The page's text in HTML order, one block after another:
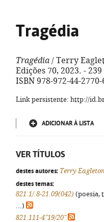
Tragédia
Tragédia / Terry
Edições 70, 2023. -
ISBN 978-972-44-2770-
Link persistente: http://
ADICIONAR À LISTA
VER TÍTULOS
destes autores: Terry
destes temas:
821.1/.8-21.09(042) (poesia,
...)
821.111-4"19/20"